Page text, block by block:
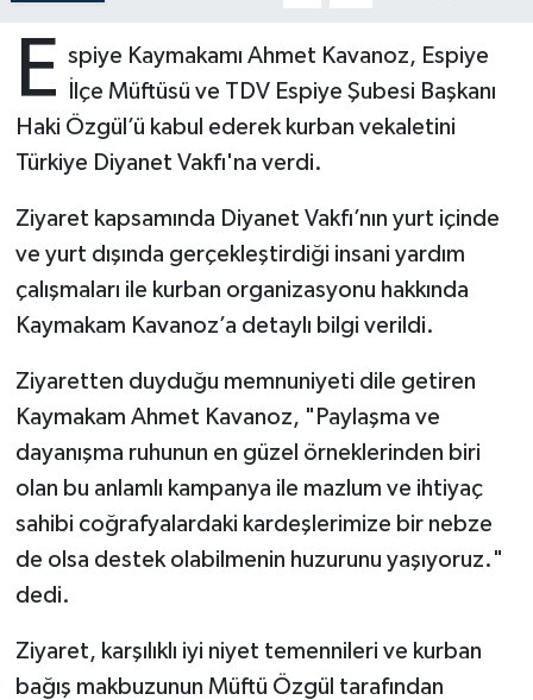
E spiye Kaymakamı Ahmet Kavanoz, Espiye
İlçe Müftüsü ve TDV Espiye Şubesi Başkanı
Haki Özgül’ü kabul ederek kurban vekaletini
Türkiye Diyanet Vakfı'na verdi.
Ziyaret kapsamında Diyanet Vakfı’nın yurt içinde
ve yurt dışında gerçekleştirdiği insani yardım
çalışmaları ile kurban organizasyonu hakkında
Kaymakam Kavanoz’a detaylı bilgi verildi.
Ziyaretten duyduğu memnuniyeti dile getiren
Kaymakam Ahmet Kavanoz, "Paylaşma ve
dayanışma ruhunun en güzel örneklerinden biri
olan bu anlamlı kampanya ile mazlum ve ihtiyaç
sahibi coğrafyalardaki kardeşlerimize bir nebze
de olsa destek olabilmenin huzurunu yaşıyoruz."
dedi.
Ziyaret, karşılıklı iyi niyet temennileri ve kurban
bağış makbuzunun Müftü Özgül tarafından
Bayburt Müftülüğü
Bilecik Müftülüğü
Bitlis Müftülüğü
Bolu Müftülüğü
Burdur Müftülüğü
Bursa Müftülüğü
Çanakkale Müftülüğü
Çankırı Müftülüğü
Denizli Müftülüğü
Zekat
Eğitim
Kültür-Sanat
Sağlık
Makaleler
Ekonomi
Duyurular
Podcast
Bilim, Teknoloji
Diyanet TV